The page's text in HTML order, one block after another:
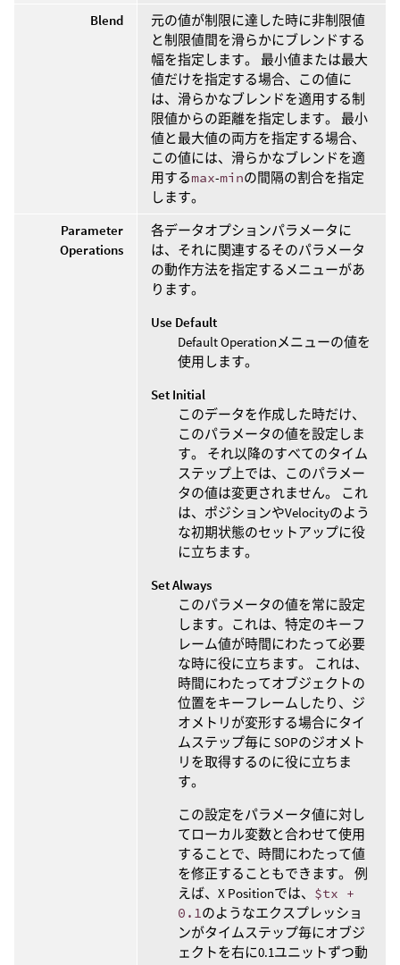
Blend
元の値が制限に達した時に非制限値
と制限値間を滑らかにブレンドする
幅を指定します。 最小値または最大
値だけを指定する場合、この値に
は、滑らかなブレンドを適用する制
限値からの距離を指定します。 最小
値と最大値の両方を指定する場合、
この値には、滑らかなブレンドを適
用するmax-minの間隔の割合を指定
します。
Parameter
Operations
各データオプションパラメータに
は、それに関連するそのパラメータ
の動作方法を指定するメニューがあ
ります。
Use Default
Default Operationメニューの値を
使用します。
Set Initial
このデータを作成した時だけ、
このパラメータの値を設定しま
す。 それ以降のすべてのタイム
ステップ上では、このパラメー
タの値は変更されません。 これ
は、ポジションやVelocityのよう
な初期状態のセットアップに役
に立ちます。
Set Always
このパラメータの値を常に設定
します。これは、特定のキーフ
レーム値が時間にわたって必要
な時に役に立ちます。 これは、
時間にわたってオブジェクトの
位置をキーフレームしたり、ジ
オメトリが変形する場合にタイ
ムステップ毎に SOPのジオメト
リを取得するのに役に立ちま
す。
この設定をパラメータ値に対し
てローカル変数と合わせて使用
することで、時間にわたって値
を修正することもできます。 例
えば、X Positionでは、 $tx +
0.1 のようなエクスプレッショ
ンがタイムステップ毎にオブジ
ェクトを右に0.1ユニットずつ動